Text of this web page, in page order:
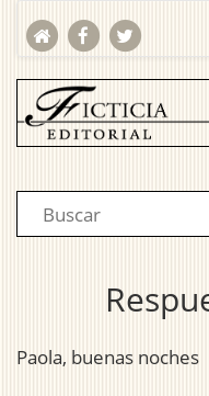
Paola, buenas noches